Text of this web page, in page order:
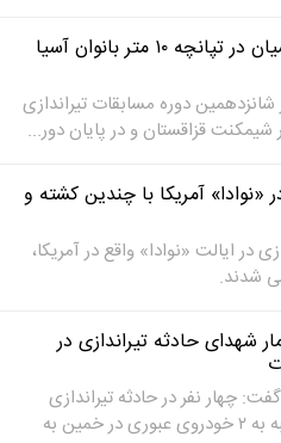
هانیه رستمیان در تپانچه ۱۰ متر بانوان آسیا
شانزدهمین دوره مسابقات تیراندازی
شیمکنت قزاقستان و در پایان دور...
«نوادا» آمریکا با چندین کشته و
در ایالت «نوادا» واقع در آمریکا،
شدند.
شهدای حادثه تیراندازی در
چهار نفر در حادثه تیراندازی
شامگاه پنجشنبه به ۲ خودروی عبوری در خمین به